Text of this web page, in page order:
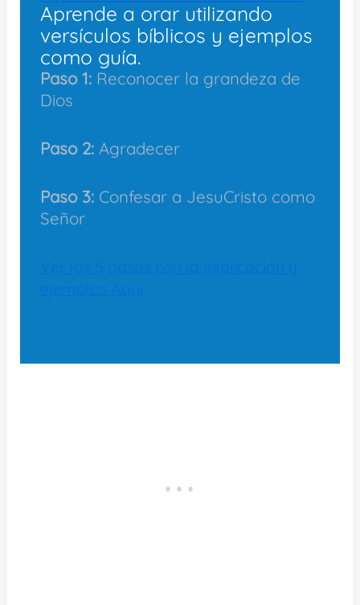
Aprende a orar utilizando
versículos bíblicos y ejemplos
como guía.
Paso 1:Reconocer la grandeza de
Dios
Paso 2:Agradecer
Paso 3: Confesar a JesuCristo como
Señor